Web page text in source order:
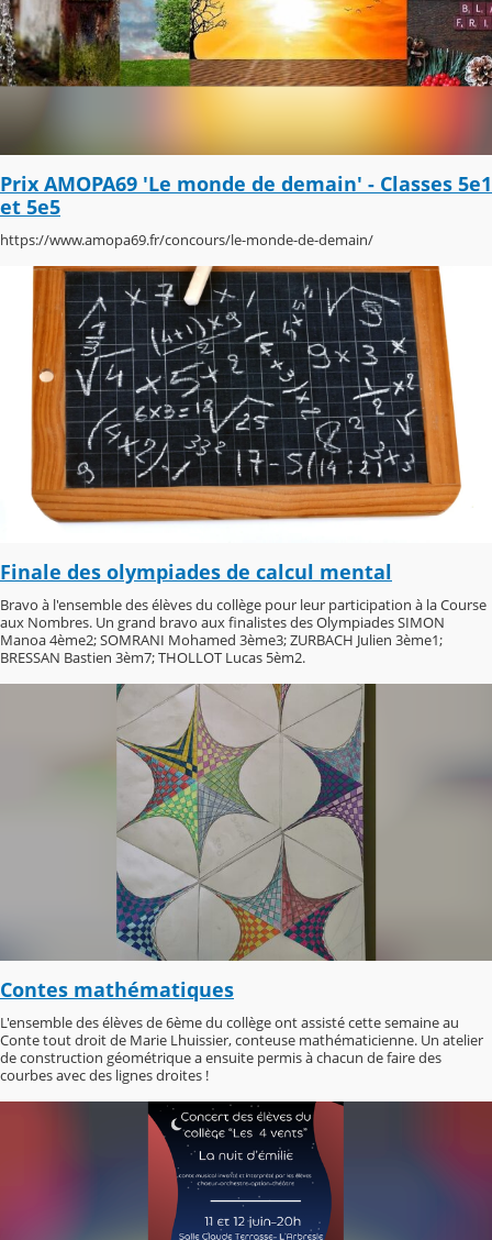
Prix AMOPA69 'Le monde de demain' - Classes 5e1
et 5e5
https://www.amopa69.fr/concours/le-monde-de-demain/
Finale des olympiades de calcul mental
Bravo à l'ensemble des élèves du collège pour leur participation à la Course
aux Nombres. Un grand bravo aux finalistes des Olympiades SIMON
Manoa 4ème2; SOMRANI Mohamed 3ème3; ZURBACH Julien 3ème1;
BRESSAN Bastien 3èm7; THOLLOT Lucas 5èm2.
Contes mathématiques
L'ensemble des élèves de 6ème du collège ont assisté cette semaine au
Conte tout droit de Marie Lhuissier, conteuse mathématicienne. Un atelier
de construction géométrique a ensuite permis à chacun de faire des
courbes avec des lignes droites !